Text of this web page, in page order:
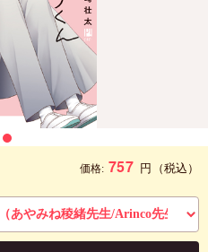
価格: 757 円 （税込）